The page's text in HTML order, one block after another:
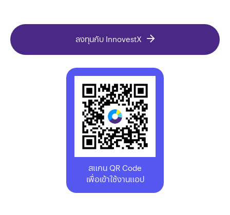
ลงทุนกับ InnovestX
สแกน QR Code
เพื่อเข้าใช้งานแอป